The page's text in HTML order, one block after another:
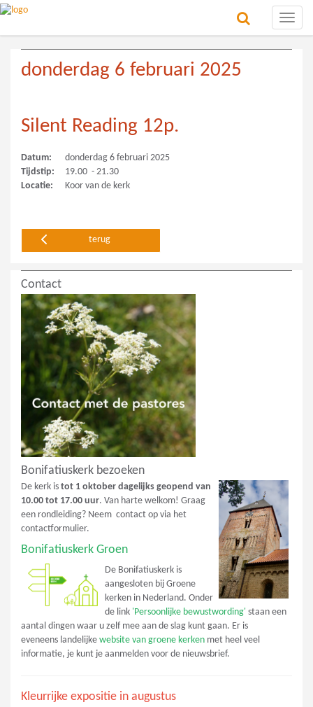
Toggle
donderdag 6 februari 2025
Silent Reading 12p.
Datum:
donderdag 6 februari 2025
Tijdstip:
19.00 - 21.30
Locatie:
Koor van de kerk
terug
Contact
Bonifatiuskerk bezoeken
De kerk is tot 1 oktober dagelijks geopend van
10.00 tot 17.00 uur. Van harte welkom! Graag
een rondleiding? Neem contact op via het
contactformulier.
Bonifatiuskerk Groen
De Bonifatiuskerk is
aangesloten bij Groene
kerken in Nederland. Onder
de link 'Persoonlijke bewustwording' staan een
aantal dingen waar u zelf mee aan de slag kunt gaan. Er is
eveneens landelijke website van groene kerken met heel veel
informatie, je kunt je aanmelden voor de nieuwsbrief.
Kleurrijke expositie in augustus